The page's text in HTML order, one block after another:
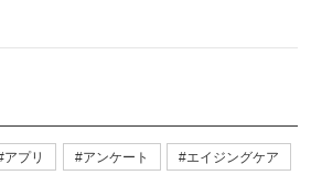
アプリ アンケート エイジングケア